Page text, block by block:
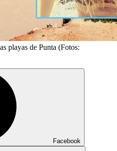
playas de Punta (Fotos:
Facebook